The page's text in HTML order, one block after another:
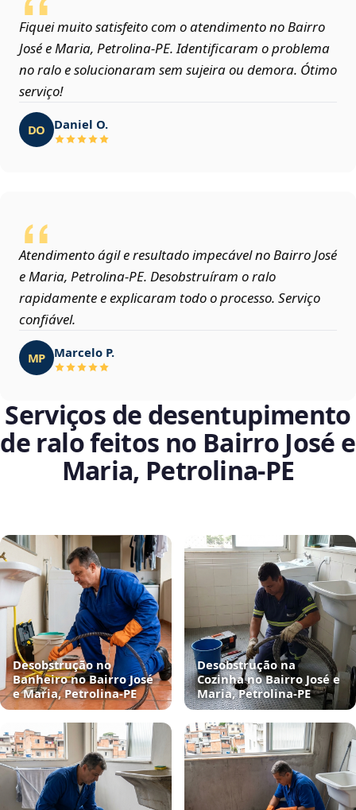
Fiquei muito satisfeito com o atendimento no Bairro
José e Maria, Petrolina‑PE. Identificaram o problema
no ralo e solucionaram sem sujeira ou demora. Ótimo
serviço!
DO Daniel O.
Atendimento ágil e resultado impecável no Bairro José
e Maria, Petrolina‑PE. Desobstruíram o ralo
rapidamente e explicaram todo o processo. Serviço
confiável.
MP Marcelo P.
Serviços de desentupimento
de ralo feitos no Bairro José e
Maria, Petrolina‑PE
Desobstrução no
Banheiro no Bairro José
e Maria, Petrolina‑PE
Desobstrução na
Cozinha no Bairro José e
Maria, Petrolina‑PE